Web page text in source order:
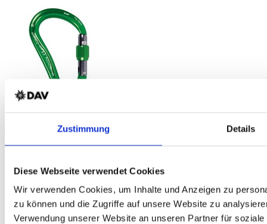
Zustimmung Details
Diese Webseite verwendet Cookies
Wir verwenden Cookies, um Inhalte und Anzeigen zu
zu können und die Zugriffe auf unsere Website zu
Verwendung unserer Website an unseren Partner für
Aluminium - 24 mm Öffnung - grün - DAV-Edition